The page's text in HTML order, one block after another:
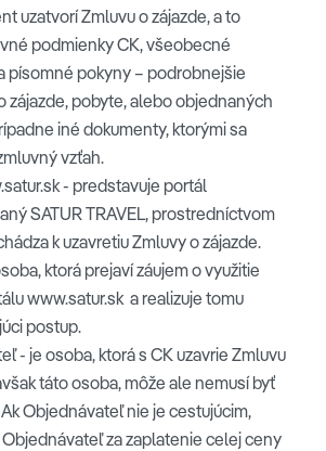
uzatvorí Zmluvu o zájazde, a to
podmienky CK, všeobecné
písomné pokyny – podrobnejšie
zájazde, pobyte, alebo objednaných
iné dokumenty, ktorými sa
vzťah.
- predstavuje portál
SATUR TRAVEL, prostredníctvom
k uzavretiu Zmluvy o zájazde.
ktorá prejaví záujem o využitie
www.satur.sk a realizuje tomu
postup.
- je osoba, ktorá s CK uzavrie Zmluvu
táto osoba, môže ale nemusí byť
Objednávateľ nie je cestujúcim,
za zaplatenie celej ceny